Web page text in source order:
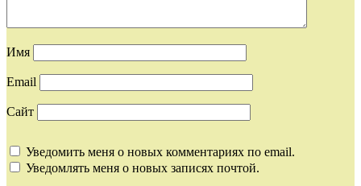
Имя
Email
Сайт
Уведомить меня о новых комментариях по email.
Уведомлять меня о новых записях почтой.